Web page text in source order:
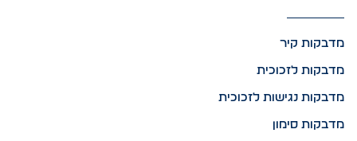
מדבקות קיר
מדבקות לזכוכית
מדבקות נגישות לזכוכית
מדבקות סימון